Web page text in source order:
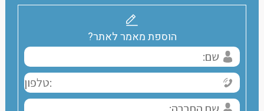
הוספת מאמר לאתר?